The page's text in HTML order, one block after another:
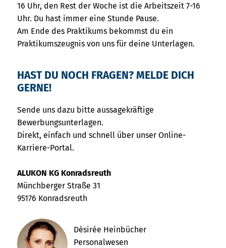
16 Uhr, den Rest der Woche ist die Arbeitszeit 7-16
Uhr. Du hast immer eine Stunde Pause.
Am Ende des Praktikums bekommst du ein
Praktikumszeugnis von uns für deine Unterlagen.
HAST DU NOCH FRAGEN? MELDE DICH
GERNE!
Sende uns dazu bitte aussagekräftige
Bewerbungsunterlagen.
Direkt, einfach und schnell über unser Online-
Karriere-Portal.
ALUKON KG Konradsreuth
Münchberger Straße 31
95176 Konradsreuth
Désirée Heinbücher
Personalwesen